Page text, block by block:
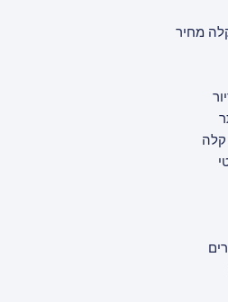
מחיר